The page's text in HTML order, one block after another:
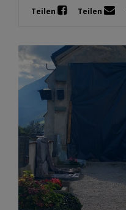
Teilen Teilen